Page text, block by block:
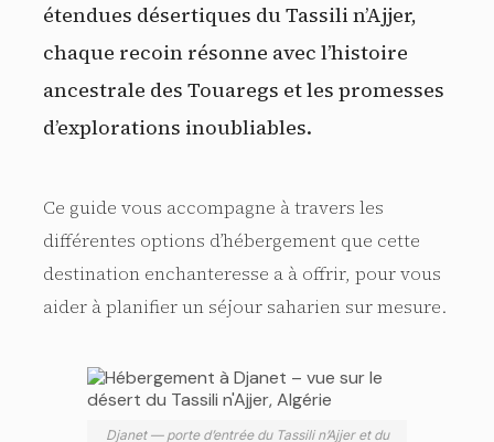
étendues désertiques du Tassili n’Ajjer,
chaque recoin résonne avec l’histoire
ancestrale des Touaregs et les promesses
d’explorations inoubliables.
Ce guide vous accompagne à travers les
différentes options d’hébergement que cette
destination enchanteresse a à offrir, pour vous
aider à planifier un séjour saharien sur mesure.
Djanet — porte d’entrée du Tassili n’Ajjer et du